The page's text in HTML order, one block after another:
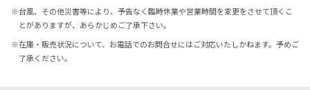
※台風、その他災害等により、予告なく臨時休業や営業時間を変更をさせて頂くこ
とがありますが、あらかじめご了承下さい。
※在庫・販売状況について、お電話でのお問合せにはご対応いたしかねます。予めご
了承ください。